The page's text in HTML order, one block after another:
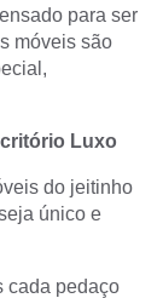
para ser
móveis são
Luxo
do jeitinho
único e
pedaço